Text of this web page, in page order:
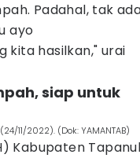
Padahal, tak
ayo
kita hasilkan," urai
siap untuk
11/2022). (Dok: YAMANTAB)
Kabupaten